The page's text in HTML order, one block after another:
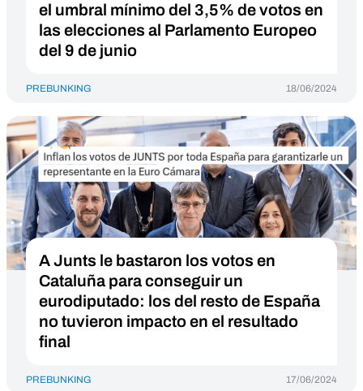
el umbral mínimo del 3,5% de votos en
las elecciones al Parlamento Europeo
del 9 de junio
PREBUNKING 18/06/2024
A Junts le bastaron los votos en
Cataluña para conseguir un
eurodiputado: los del resto de España
no tuvieron impacto en el resultado
final
PREBUNKING 17/06/2024